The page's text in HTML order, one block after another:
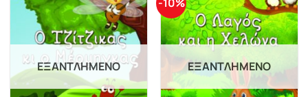
ΕΞΑΝΤΛΗΜΈΝΟ ΕΞΑΝΤΛΗΜΈΝΟ